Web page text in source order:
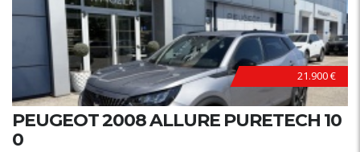
21.900 €
PEUGEOT 2008 ALLURE PURETECH 10
0